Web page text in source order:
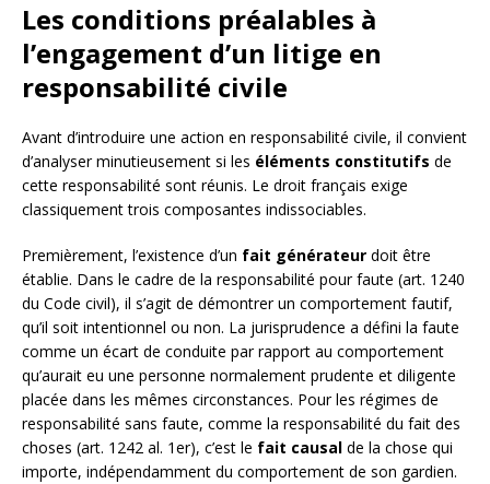
Les conditions préalables à
l’engagement d’un litige en
responsabilité civile
Avant d’introduire une action en responsabilité civile, il convient
d’analyser minutieusement si les éléments constitutifs de
cette responsabilité sont réunis. Le droit français exige
classiquement trois composantes indissociables.
Premièrement, l’existence d’un fait générateur doit être
établie. Dans le cadre de la responsabilité pour faute (art. 1240
du Code civil), il s’agit de démontrer un comportement fautif,
qu’il soit intentionnel ou non. La jurisprudence a défini la faute
comme un écart de conduite par rapport au comportement
qu’aurait eu une personne normalement prudente et diligente
placée dans les mêmes circonstances. Pour les régimes de
responsabilité sans faute, comme la responsabilité du fait des
choses (art. 1242 al. 1er), c’est le fait causal de la chose qui
importe, indépendamment du comportement de son gardien.